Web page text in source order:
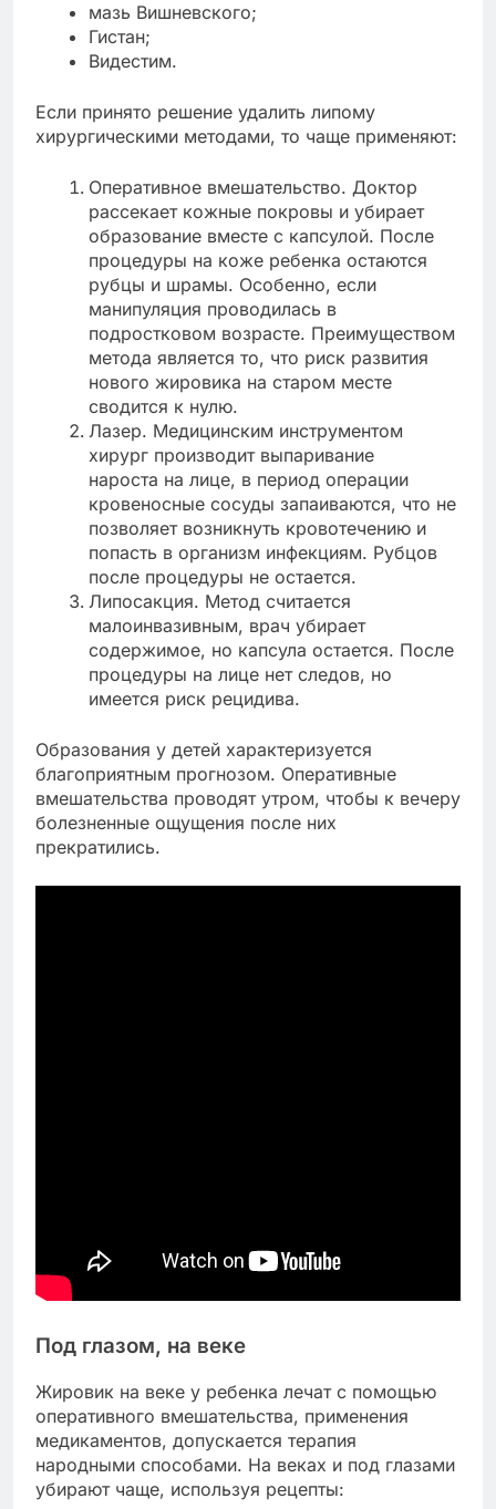
мазь Вишневского;
Гистан;
Видестим.
Если принято решение удалить липому
хирургическими методами, то чаще применяют:
Оперативное вмешательство. Доктор
рассекает кожные покровы и убирает
образование вместе с капсулой. После
процедуры на коже ребенка остаются
рубцы и шрамы. Особенно, если
манипуляция проводилась в
подростковом возрасте. Преимуществом
метода является то, что риск развития
нового жировика на старом месте
сводится к нулю.
Лазер. Медицинским инструментом
хирург производит выпаривание
нароста на лице, в период операции
кровеносные сосуды запаиваются, что не
позволяет возникнуть кровотечению и
попасть в организм инфекциям. Рубцов
после процедуры не остается.
Липосакция. Метод считается
малоинвазивным, врач убирает
содержимое, но капсула остается. После
процедуры на лице нет следов, но
имеется риск рецидива.
Образования у детей характеризуется
благоприятным прогнозом. Оперативные
вмешательства проводят утром, чтобы к вечеру
болезненные ощущения после них
прекратились.
Под глазом, на веке
Жировик на веке у ребенка лечат с помощью
оперативного вмешательства, применения
медикаментов, допускается терапия
народными способами. На веках и под глазами
убирают чаще, используя рецепты: